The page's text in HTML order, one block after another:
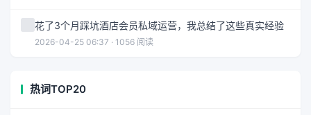
花了3个月踩坑酒店会员私域运营，我总结了这些真实经验
2026-04-25 06:37 · 1056 阅读
热词TOP20